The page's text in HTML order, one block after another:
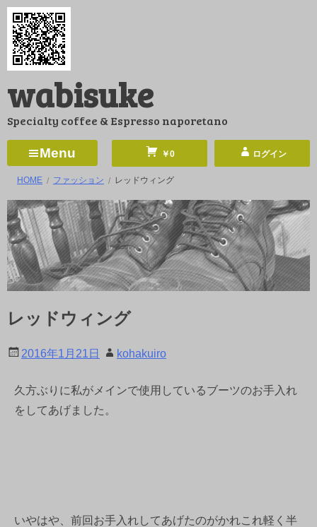
コ
ン
ツ
ス
ッ
wabisuke
Specialty coffee & Espresso naporetano
Menu ￥0 ログイン
HOME ファッション レッドウィング
レッドウィング
2016年1月21日 kohakuiro
久方ぶりに私がメインで使用しているブーツのお手入れ
をしてあげました。
いやはや、前回お手入れしてあげたのがかれこれ軽く半